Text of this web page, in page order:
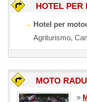
HOTEL PER
Hotel per
Agriturismo,
MOTO
»